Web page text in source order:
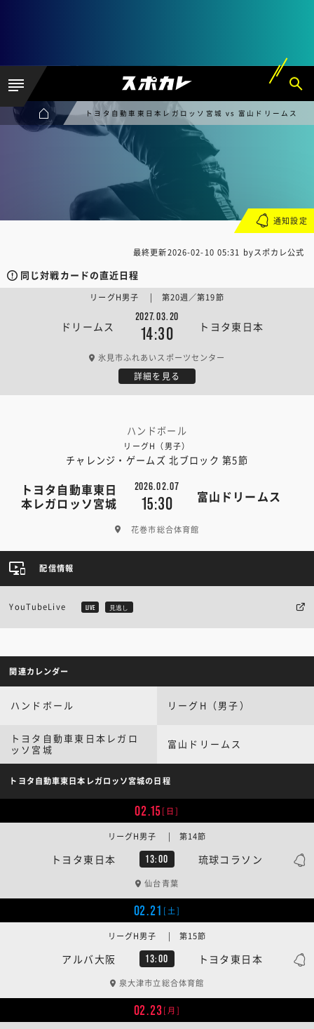
トヨタ自動車東日本レガロッソ宮城 vs 富山ドリームス
最終更新2026-02-10 05:31 byスポカレ公式
同じ対戦カードの直近日程
ドリームス
2027.03.20
14:30 トヨタ東日本
リーグH男子 | 第20週／第19節
氷見市ふれあいスポーツセンター
詳細を見る
ハンドボール
リーグH（男子）
チャレンジ・ゲームズ 北ブロック 第5節
トヨタ自動車東日
本レガロッソ宮城
2026.02.07
15:30 富山ドリームス
花巻市総合体育館
通知設定
配信情報
YouTubeLive LIVE 見逃し
関連カレンダー
ハンドボール リーグH（男子）
トヨタ自動車東日本レガロ
ッソ宮城
富山ドリームス
トヨタ自動車東日本レガロッソ宮城の日程
02.15[日]
トヨタ東日本 13:00 琉球コラソン
リーグH男子 | 第14節
仙台青葉
02.21 [土]
アルバ大阪 13:00 トヨタ東日本
リーグH男子 | 第15節
泉大津市立総合体育館
02.23[月]